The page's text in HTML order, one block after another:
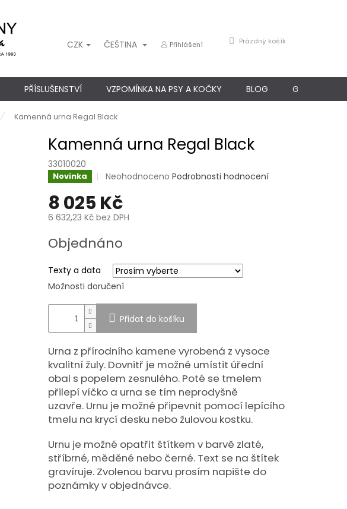
CZK
ČEŠTINA Přihlášení
NÁKUPNÍ
Prázdný košík
PŘÍSLUŠENSTVÍ VZPOMÍNKA NA PSY A KOČKY BLOG GARANCE
Kamenná urna Regal Black
Kamenná urna Regal Black
33010020
Novinka
Průměrné
produktu
je
0,0
5
Neohodnoceno Podrobnosti hodnocení
8 025 Kč
6 632,23 Kčbez DPH
cena:
Objednáno
Texty a data
Možnosti doručení
Přidat do košíku
Urna z přírodního kamene vyrobená z vysoce
kvalitní žuly. Dovnitř je možné umístit úřední
obal s popelem zesnulého. Poté se tmelem
přilepí víčko a urna se tím neprodyšně
uzavře. Urnu je možné připevnit pomocí lepícího
tmelu na krycí desku nebo žulovou kostku.
Urnu je možné opatřit štítkem v barvě zlaté,
stříbrné, měděné nebo černé. Text se na štítek
gravíruje. Zvolenou barvu prosím napište do
poznámky v objednávce.